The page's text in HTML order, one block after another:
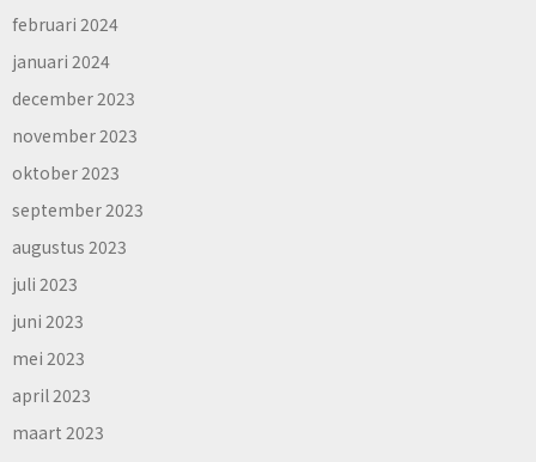
februari 2024
januari 2024
december 2023
november 2023
oktober 2023
september 2023
augustus 2023
juli 2023
juni 2023
mei 2023
april 2023
maart 2023